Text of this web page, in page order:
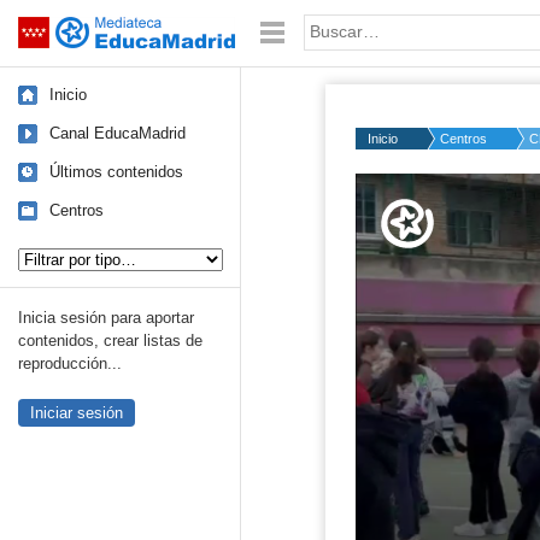
Saltar navegación Palabra o frase:
Inicio
Canal EducaMadrid
Últimos contenidos
Centros
Inicia sesión para aportar
contenidos, crear listas de
reproducción...
Iniciar sesión
Inicio Centros
Volume
50%